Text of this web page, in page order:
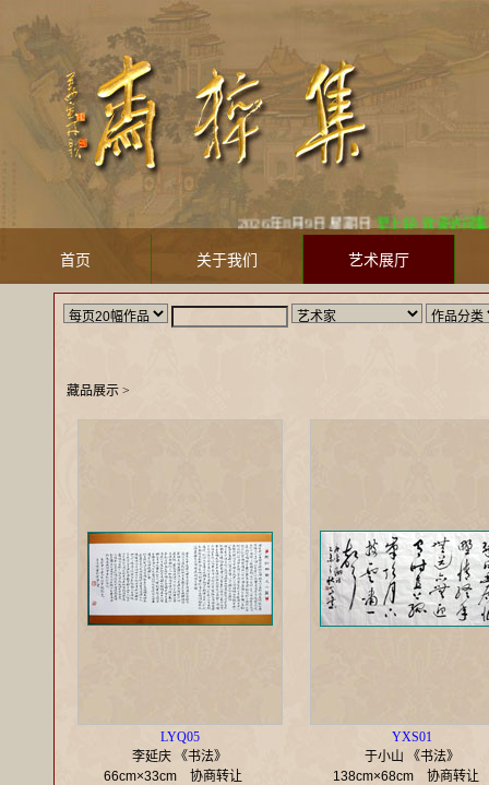
2026年8月9日 星期日 早上好! 欢迎访
首页 关于我们 艺术展厅
藏品展示 >
LYQ05
李延庆 《书法》
66cm×33cm 协商转让
YXS01
于小山 《书法》
138cm×68cm协商转